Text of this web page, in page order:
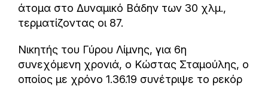
άτομα στο Δυναμικό Βάδην των 30 χλμ.,
τερματίζοντας οι 87.
Νικητής του Γύρου Λίμνης, για 6η
συνεχόμενη χρονιά, ο Κώστας Σταμούλης, ο
οποίος με χρόνο 1.36.19 συνέτριψε το ρεκόρ